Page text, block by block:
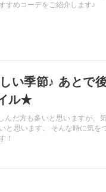
すめコーデをご紹介します♪
い季節♪ あとで
ル★
んだ方も多いと思いますが、
と思います。 そんな時に気を
！